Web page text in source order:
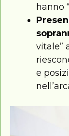
hanno
vitale”
e